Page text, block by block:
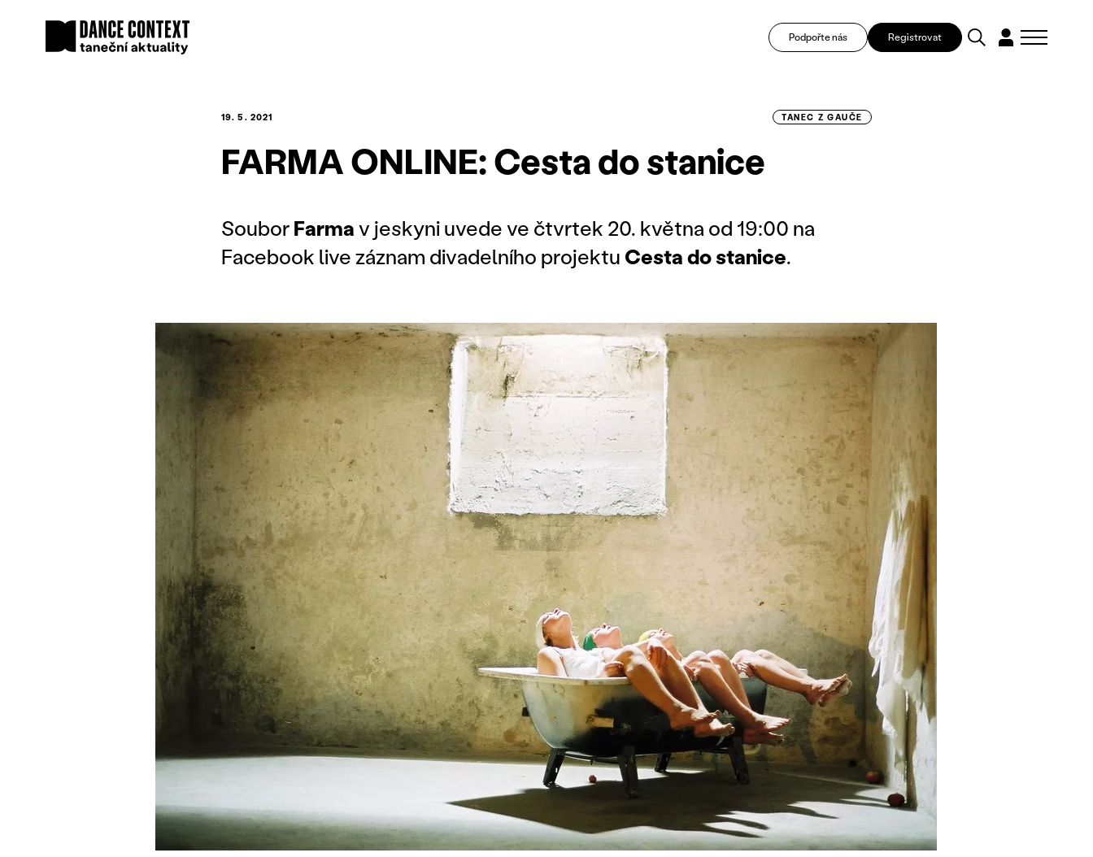
Podpořte nás Registrovat
19. 5. 2021 TANEC Z GAUČE
FARMA ONLINE: Cesta do stanice
SouborFarmav jeskyni uvede ve čtvrtek 20. května od 19:00 na
Facebook live záznam divadelního projektu Cesta do stanice.